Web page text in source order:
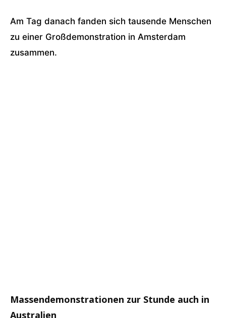
Am Tag danach fanden sich tausende Menschen
zu einer Großdemonstration in Amsterdam
zusammen.
Massendemonstrationen zur Stunde auch in
Australien